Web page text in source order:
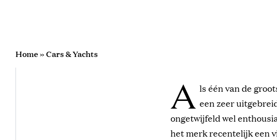
Home»Cars & Yachts
A ls één van de
een zeer
ongetwijfeld wel
het merk recentelijk een